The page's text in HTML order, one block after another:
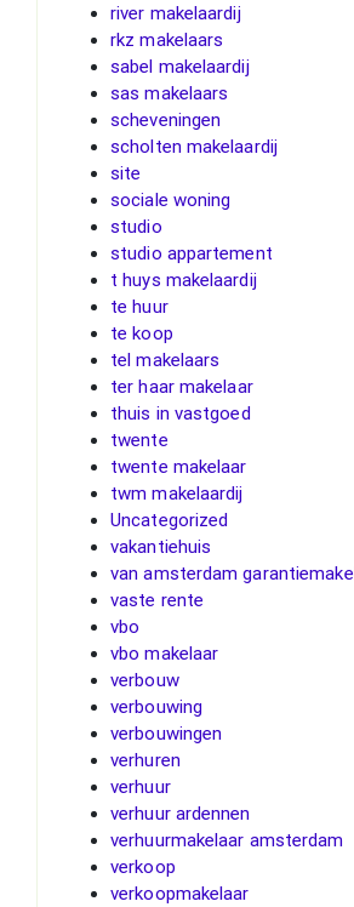
river makelaardij
rkz makelaars
sabel makelaardij
sas makelaars
scheveningen
scholten makelaardij
site
sociale woning
studio
studio appartement
t huys makelaardij
te huur
te koop
tel makelaars
ter haar makelaar
thuis in vastgoed
twente
twente makelaar
twm makelaardij
Uncategorized
vakantiehuis
van amsterdam
vaste rente
vbo
vbo makelaar
verbouw
verbouwing
verbouwingen
verhuren
verhuur
verhuur ardennen
verhuurmakelaar amsterdam
verkoop
verkoopmakelaar